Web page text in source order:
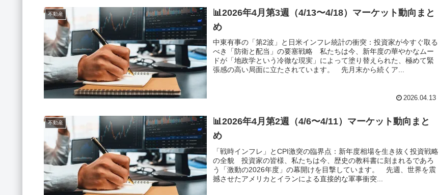
不動産
📊2026年4月第3週（4/13〜4/18）マーケット動向まと
め
中東有事の「第2波」と日米インフレ統計の衝突：投資家が今すぐ取る
べき「防衛と配当」の要塞戦略 私たちは今、新年度の華やかなムー
ドが「地政学という冷徹な現実」によって塗り替えられた、極めて緊
張感の高い局面に立たされています。 先月末から続くア...
2026.04.13
不動産
📊2026年4月第2週（4/6〜4/11）マーケット動向まと
め
「戦時インフレ」とCPI激突の臨界点：新年度相場を生き抜く投資戦略
の全貌 投資家の皆様、私たちは今、歴史の教科書に刻まれるであろ
う「激動の2026年度」の幕開けを目撃しています。 先週、世界を震
撼させたアメリカとイランによる直接的な軍事衝突...